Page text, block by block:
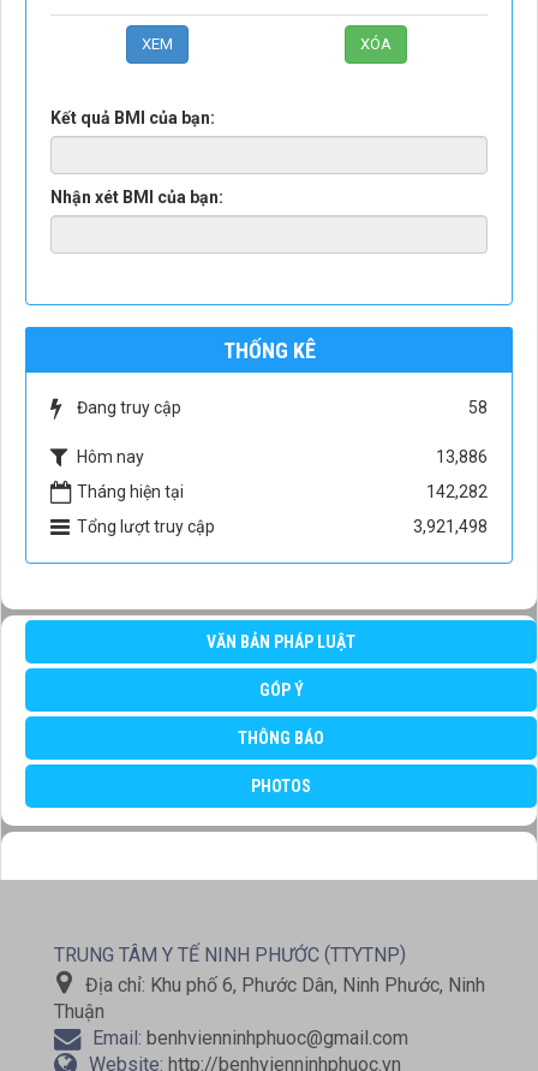
Kết quả BMI của bạn:
Nhận xét BMI của bạn:
THỐNG KÊ
Đang truy cập 58
Hôm nay
13,886
Tháng hiện tại
142,282
Tổng lượt truy cập
3,921,498
VĂN BẢN PHÁP LUẬT
GÓP Ý
THÔNG BÁO
PHOTOS
TRUNG TÂM Y TẾ NINH PHƯỚC (TTYTNP)
Địa chỉ: Khu phố 6, Phước Dân, Ninh Phước, Ninh
Thuận
Email: benhvienninhphuoc@gmail.com
Website: http://benhvienninhphuoc.vn